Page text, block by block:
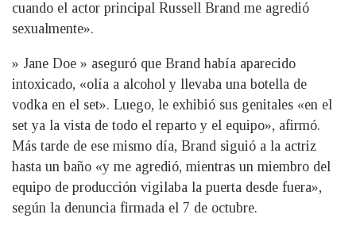
cuando el actor principal Russell Brand me agredió
sexualmente».
» Jane Doe » aseguró que Brand había aparecido
intoxicado, «olía a alcohol y llevaba una botella de
vodka en el set». Luego, le exhibió sus genitales «en el
set ya la vista de todo el reparto y el equipo», afirmó.
Más tarde de ese mismo día, Brand siguió a la actriz
hasta un baño «y me agredió, mientras un miembro del
equipo de producción vigilaba la puerta desde fuera»,
según la denuncia firmada el 7 de octubre.